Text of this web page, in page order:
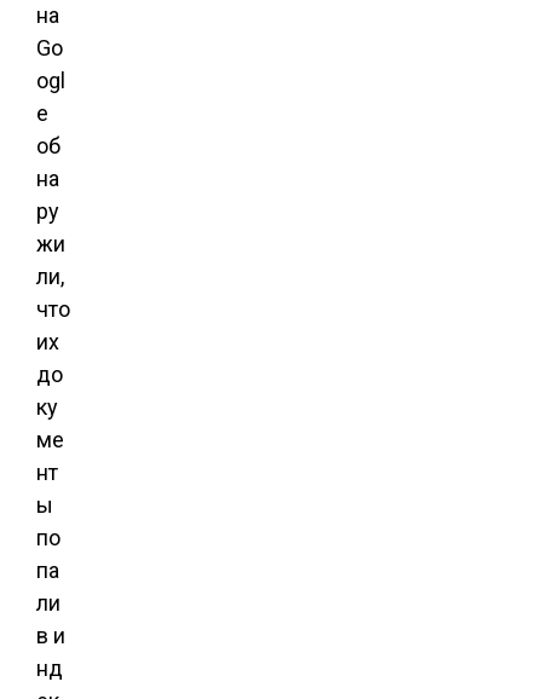
на
Go
ogl
e
об
на
ру
жи
ли,
что
их
до
ку
ме
нт
ы
по
па
ли
в и
нд